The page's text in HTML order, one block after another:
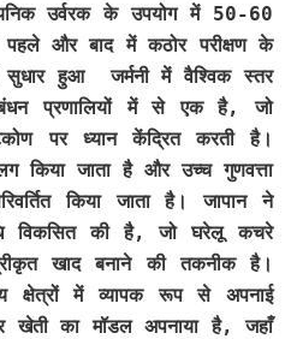
उर्वरक के उपयोग में 50-60
और बाद में कठोर परीक्षण के
हुआ जर्मनी में वैश्विक स्तर
प्रणालियों में से एक है, जो
पर ध्यान केंद्रित करती है।
किया जाता है और उच्च गुणवत्ता
किया जाता है। जापान ने
विकसित की है, जो घरेलू कचरे
खाद बनाने की तकनीक है।
क्षेत्रों में व्यापक रूप से अपनाई
खेती का मॉडल अपनाया है, जहाँ